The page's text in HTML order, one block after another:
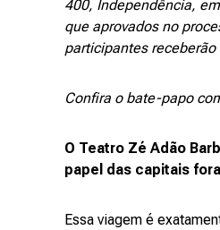
400, Independência,
que aprovados no
participantes
Confira o bate-papo
O Teatro Zé Adão
papel das capitais
Essa viagem é